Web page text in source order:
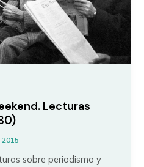
Lecturas
sobre periodismo y